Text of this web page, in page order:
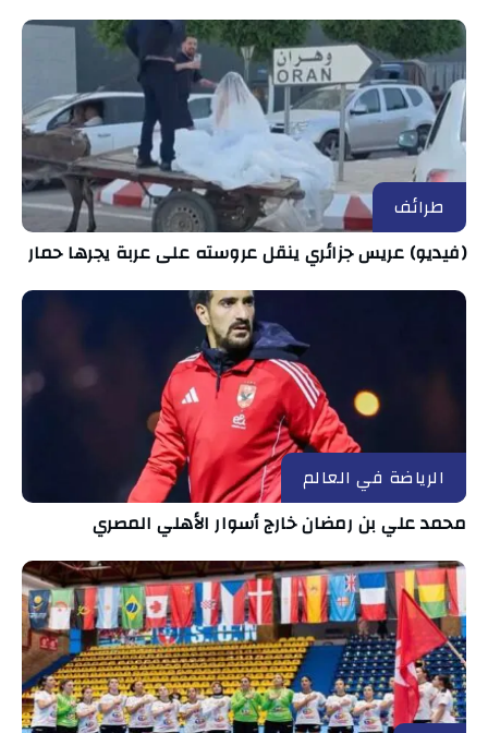
طرائف
(فيديو) عريس جزائري ينقل عروسته على عربة يجرها حمار
الرياضة في العالم
محمد علي بن رمضان خارج أسوار الأهلي المصري